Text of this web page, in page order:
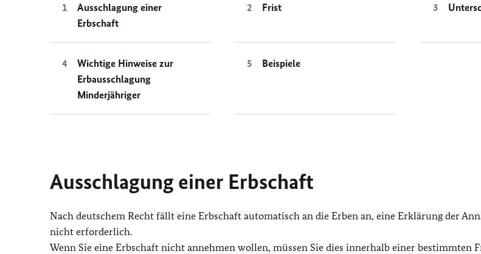
Ausschlagung einer
Erbschaft
Frist
Wichtige Hinweise zur
Erbausschlagung
Minderjähriger
Beispiele
Ausschlagung einer Erbschaft
Nach deutschem Recht fällt eine Erbschaft automatisch an die Erben an, eine Erklärung der
nicht erforderlich.
Wenn Sie eine Erbschaft nicht annehmen wollen, müssen Sie dies innerhalb einer bestimmten